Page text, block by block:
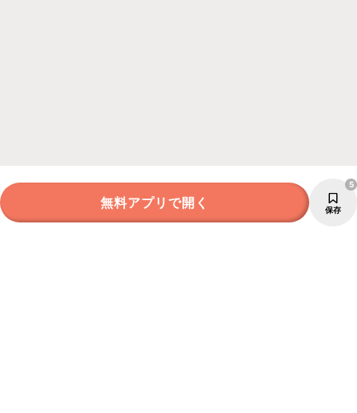
無料アプリで開く 保存
5